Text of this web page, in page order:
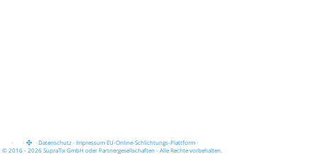
· · ·Datenschutz·Impressum EU-Online-Schlichtungs-Plattform·
© 2016 - 2026 SupraTix GmbH oder Partnergesellschaften - Alle Rechte vorbehalten.